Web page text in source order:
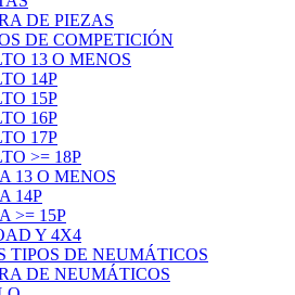
DE PIEZAS
DE COMPETICIÓN
13 O MENOS
14P
15P
16P
17P
>= 18P
13 O MENOS
14P
>= 15P
Y 4X4
TIPOS DE NEUMÁTICOS
DE NEUMÁTICOS